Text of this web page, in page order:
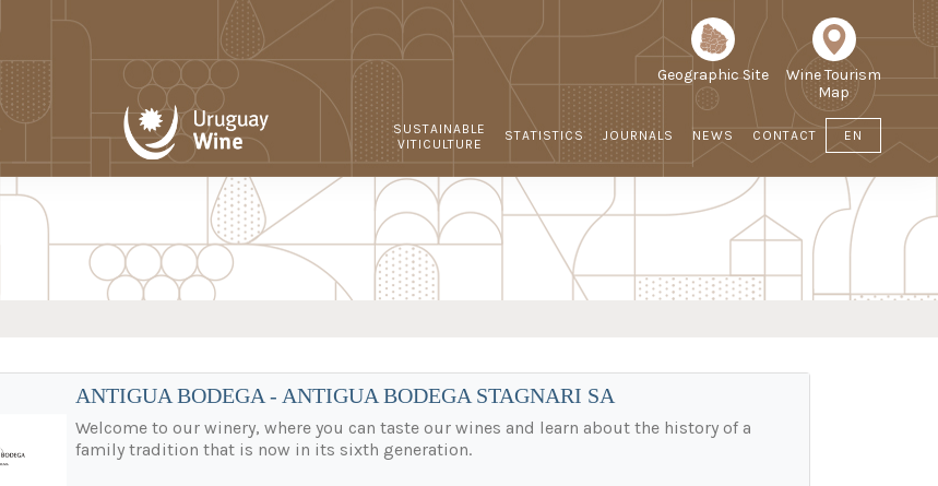
Geographic Site
Wine Tourism
Map
SUSTAINABLE
VITICULTURE
STATISTICS JOURNALS NEWS CONTACT EN
ANTIGUA BODEGA - ANTIGUA BODEGA STAGNARI SA
Welcome to our winery, where you can taste our wines and learn about the history of a
family tradition that is now in its sixth generation.